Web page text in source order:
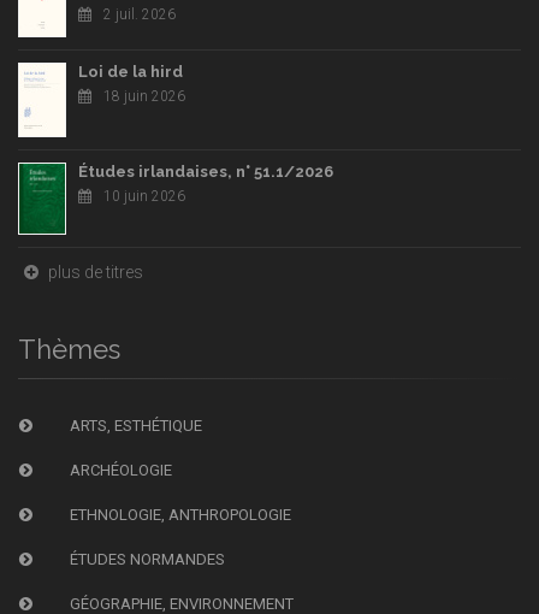
2 juil. 2026
Loi de la hird
18 juin 2026
Études irlandaises, n° 51.1/2026
10 juin 2026
plus de titres
Thèmes
ARTS, ESTHÉTIQUE
ARCHÉOLOGIE
ETHNOLOGIE, ANTHROPOLOGIE
ÉTUDES NORMANDES
GÉOGRAPHIE, ENVIRONNEMENT